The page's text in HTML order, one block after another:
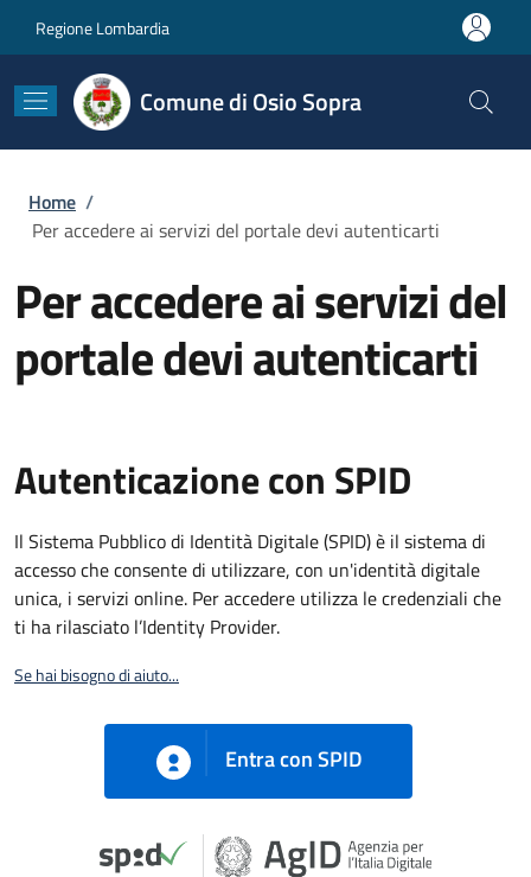
Regione Lombardia
Comune di Osio Sopra
Briciole di pane
Home /
Per accedere ai servizi del portale devi autenticarti
Per accedere ai servizi del
portale devi autenticarti
Autenticazione con SPID
Il Sistema Pubblico di Identità Digitale (SPID) è il sistema di
accesso che consente di utilizzare, con un'identità digitale
unica, i servizi online. Per accedere utilizza le credenziali che
ti ha rilasciato l’Identity Provider.
Se hai bisogno di aiuto...
Entra con SPID